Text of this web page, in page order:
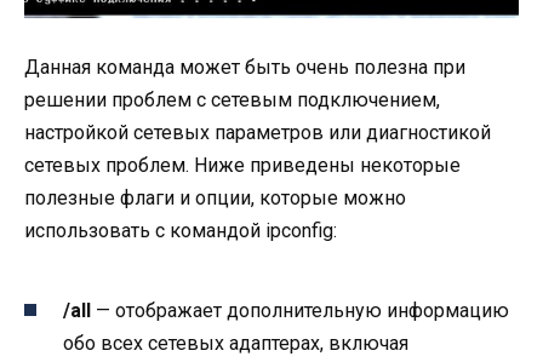
Данная команда может быть очень полезна при
решении проблем с сетевым подключением,
настройкой сетевых параметров или диагностикой
сетевых проблем. Ниже приведены некоторые
полезные флаги и опции, которые можно
использовать с командой ipconfig:
/all — отображает дополнительную информацию
обо всех сетевых адаптерах, включая